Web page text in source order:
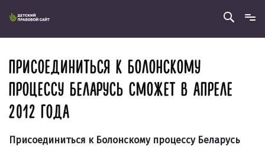
ПРИСОЕДИНИТЬСЯ К БОЛОНСКОМУ
ПРОЦЕССУ БЕЛАРУСЬ СМОЖЕТ В АПРЕЛЕ
2012 ГОДА
Присоединиться к Болонскому процессу Беларусь